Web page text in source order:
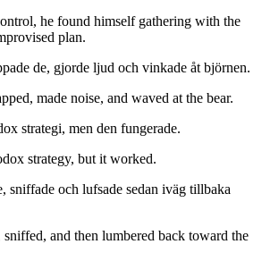
he found himself gathering with the
plan.
de, gjorde ljud och vinkade åt björnen.
made noise, and waved at the bear.
strategi, men den fungerade.
strategy, but it worked.
sniffade och lufsade sedan iväg tillbaka
sniffed, and then lumbered back toward the